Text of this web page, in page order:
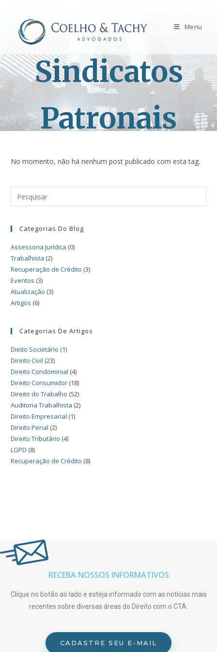
Menu
Sindicatos
Patronais
No momento, não há nenhum post publicado com esta tag.
Categorias Do Blog
Assessoria Jurídica (0)
Trabalhista (2)
Recuperação de Crédito (3)
Eventos (3)
Atualização (3)
Artigos (6)
Categorias De Artigos
Dieito Societário (1)
Direito Civil (23)
Direito Condominial (4)
Direito Consumidor (18)
Direito do Trabalho (52)
Auditoria Trabalhista (2)
Direito Empresarial (1)
Direito Penal (2)
Direito Tributário (4)
LGPD (8)
Recuperação de Crédito (8)
RECEBA NOSSOS INFORMATIVOS
Clique no botão ao lado e esteja informado com as notícias mais
recentes sobre diversas áreas do Direito com o CTA.
CADASTRE SEU E-MAIL